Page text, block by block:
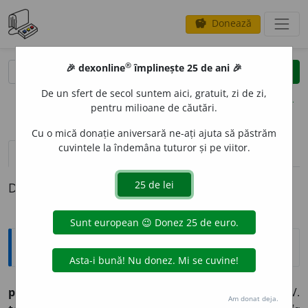
savings Donează
clear
opțiuni
definiții (1)
Definiția cu ID-ul 697223:
Explicative DEX
potopénie
furtună, cufundare. V.
🎉 dexonline® împlinește 25 de ani 🎉
De un sfert de secol suntem aici, gratuit, zi de zi,
pentru milioane de căutări.
Cu o mică donație aniversară ne-ați ajuta să păstrăm
cuvintele la îndemâna tuturor și pe viitor.
Am donat deja.